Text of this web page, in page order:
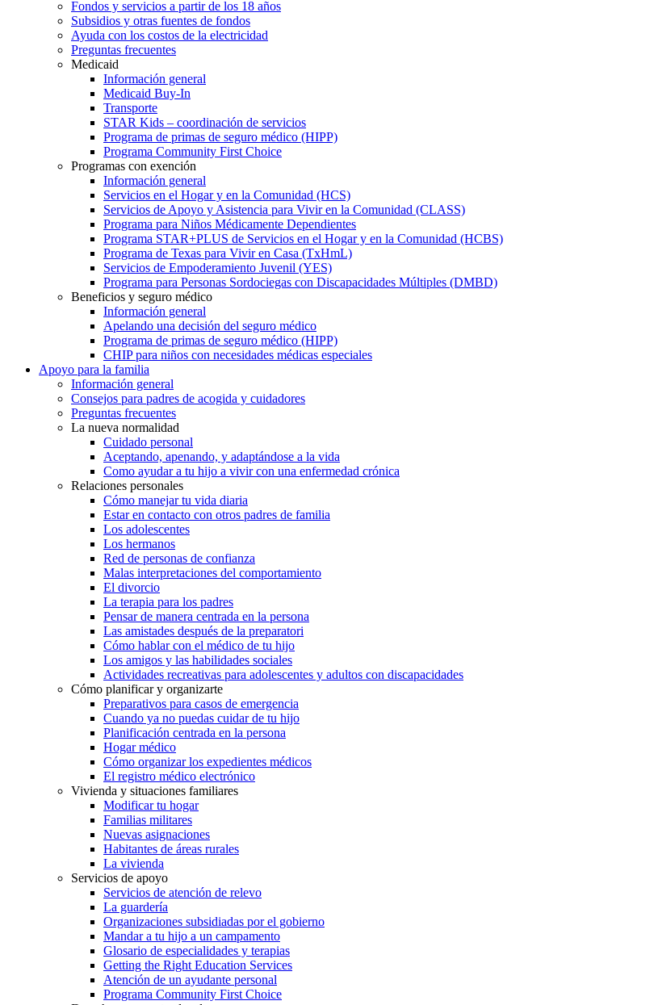
Fondos y servicios a partir de los 18 años
Subsidios y otras fuentes de fondos
Ayuda con los costos de la electricidad
Preguntas frecuentes
Medicaid
Información general
Medicaid Buy-In
Transporte
STAR Kids – coordinación de servicios
Programa de primas de seguro médico (HIPP)
Programa Community First Choice
Programas con exención
Información general
Servicios en el Hogar y en la Comunidad (HCS)
Servicios de Apoyo y Asistencia para Vivir en la Comunidad (CLASS)
Programa para Niños Médicamente Dependientes
Programa STAR+PLUS de Servicios en el Hogar y en la Comunidad (HCBS)
Programa de Texas para Vivir en Casa (TxHmL)
Servicios de Empoderamiento Juvenil (YES)
Programa para Personas Sordociegas con Discapacidades Múltiples (DMBD)
Beneficios y seguro médico
Información general
Apelando una decisión del seguro médico
Programa de primas de seguro médico (HIPP)
CHIP para niños con necesidades médicas especiales
Apoyo para la familia
Información general
Consejos para padres de acogida y cuidadores
Preguntas frecuentes
La nueva normalidad
Cuidado personal
Aceptando, apenando, y adaptándose a la vida
Como ayudar a tu hijo a vivir con una enfermedad crónica
Relaciones personales
Cómo manejar tu vida diaria
Estar en contacto con otros padres de familia
Los adolescentes
Los hermanos
Red de personas de confianza
Malas interpretaciones del comportamiento
El divorcio
La terapia para los padres
Pensar de manera centrada en la persona
Las amistades después de la preparatori
Cómo hablar con el médico de tu hijo
Los amigos y las habilidades sociales
Actividades recreativas para adolescentes y adultos con discapacidades
Cómo planificar y organizarte
Preparativos para casos de emergencia
Cuando ya no puedas cuidar de tu hijo
Planificación centrada en la persona
Hogar médico
Cómo organizar los expedientes médicos
El registro médico electrónico
Vivienda y situaciones familiares
Modificar tu hogar
Familias militares
Nuevas asignaciones
Habitantes de áreas rurales
La vivienda
Servicios de apoyo
Servicios de atención de relevo
La guardería
Organizaciones subsidiadas por el gobierno
Mandar a tu hijo a un campamento
Glosario de especialidades y terapias
Getting the Right Education Services
Atención de un ayudante personal
Programa Community First Choice